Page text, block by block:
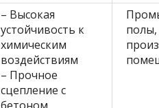
– Высокая
устойчивость к
химическим
воздействиям
– Прочное
сцепление с